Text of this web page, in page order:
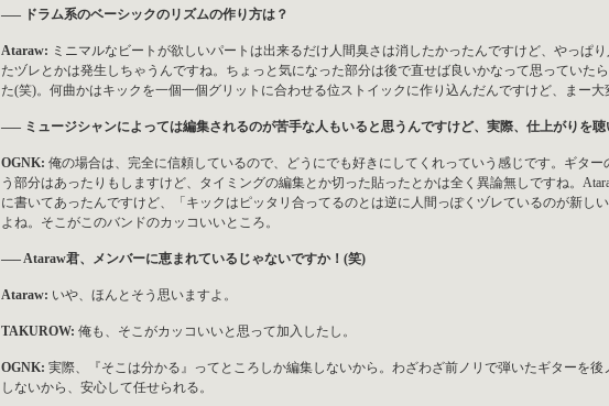
—– ドラム系のベーシックのリズムの作り方は？
Ataraw: ミニマルなビートが欲しいパートは出来るだけ人間臭さは消したかったんですけど、やっぱ
たヅレとかは発生しちゃうんですね。ちょっと気になった部分は後で直せば良いかなって思っていた
た(笑)。何曲かはキックを一個一個グリットに合わせる位ストイックに作り込んだんですけど、まー大
—– ミュージシャンによっては編集されるのが苦手な人もいると思うんですけど、実際、仕上がりを
OGNK: 俺の場合は、完全に信頼しているので、どうにでも好きにしてくれっていう感じです。ギタ
う部分はあったりもしますけど、タイミングの編集とか切った貼ったとかは全く異論無しですね。
に書いてあったんですけど、「キックはピッタリ合ってるのとは逆に人間っぽくヅレているのが新し
よね。そこがこのバンドのカッコいいところ。
—– Ataraw君、メンバーに恵まれているじゃないですか！(笑)
Ataraw: いや、ほんとそう思いますよ。
TAKUROW: 俺も、そこがカッコいいと思って加入したし。
OGNK: 実際、『そこは分かる』ってところしか編集しないから。わざわざ前ノリで弾いたギターを
しないから、安心して任せられる。